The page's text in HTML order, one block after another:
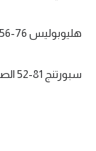
أمريكا
هليوبوليس 76-56 الزهور
سبورتنج 81-52 الصيد